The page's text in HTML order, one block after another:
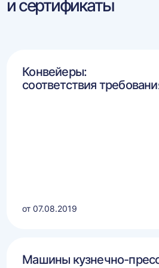
и сертификаты
Конвейеры:
соответствия
от 07.08.2019
Машины кузнечно-